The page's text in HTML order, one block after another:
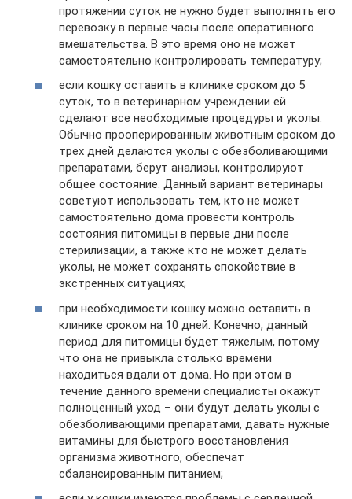
протяжении суток не нужно будет выполнять его
перевозку в первые часы после оперативного
вмешательства. В это время оно не может
самостоятельно контролировать температуру;
если кошку оставить в клинике сроком до 5
суток, то в ветеринарном учреждении ей
сделают все необходимые процедуры и уколы.
Обычно прооперированным животным сроком до
трех дней делаются уколы с обезболивающими
препаратами, берут анализы, контролируют
общее состояние. Данный вариант ветеринары
советуют использовать тем, кто не может
самостоятельно дома провести контроль
состояния питомицы в первые дни после
стерилизации, а также кто не может делать
уколы, не может сохранять спокойствие в
экстренных ситуациях;
при необходимости кошку можно оставить в
клинике сроком на 10 дней. Конечно, данный
период для питомицы будет тяжелым, потому
что она не привыкла столько времени
находиться вдали от дома. Но при этом в
течение данного времени специалисты окажут
полноценный уход – они будут делать уколы с
обезболивающими препаратами, давать нужные
витамины для быстрого восстановления
организма животного, обеспечат
сбалансированным питанием;